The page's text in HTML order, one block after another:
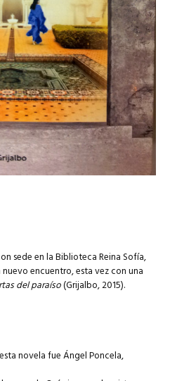
sede en la Biblioteca Reina Sofía,
encuentro, esta vez con una
del paraíso(Grijalbo, 2015).
novela fue Ángel Poncela,